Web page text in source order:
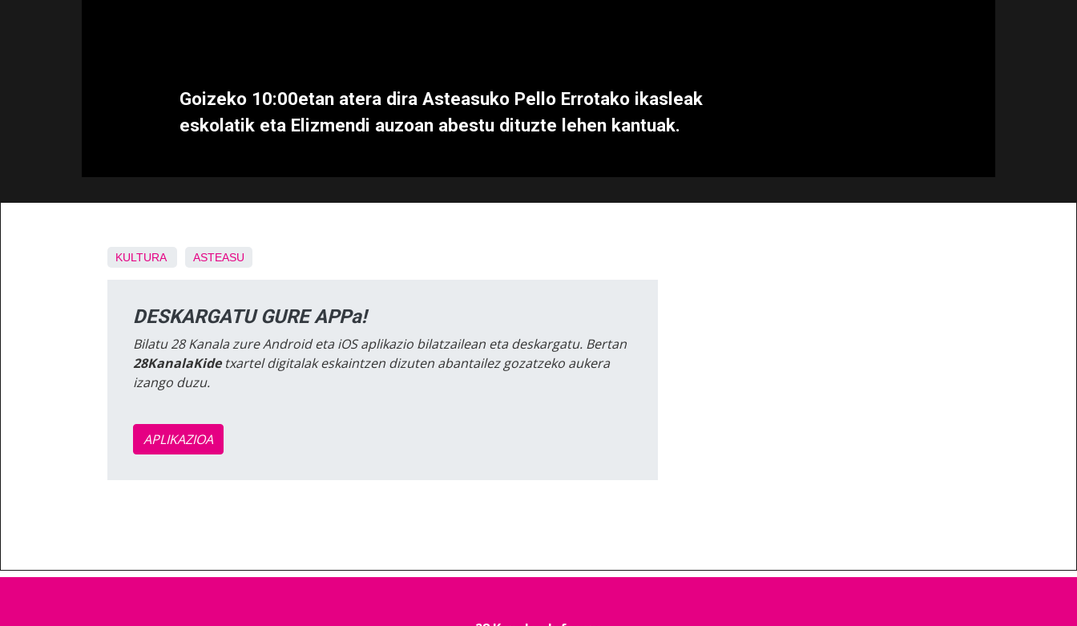
Goizeko 10:00etan atera dira Asteasuko Pello Errotako ikasleak
eskolatik eta Elizmendi auzoan abestu dituzte lehen kantuak.
KULTURA ASTEASU
DESKARGATU GURE APPa!
Bilatu 28 Kanala zure Android eta iOS aplikazio bilatzailean eta deskargatu. Bertan
28KanalaKidetxartel digitalak eskaintzen dizuten abantailez gozatzeko aukera
izango duzu.
APLIKAZIOA